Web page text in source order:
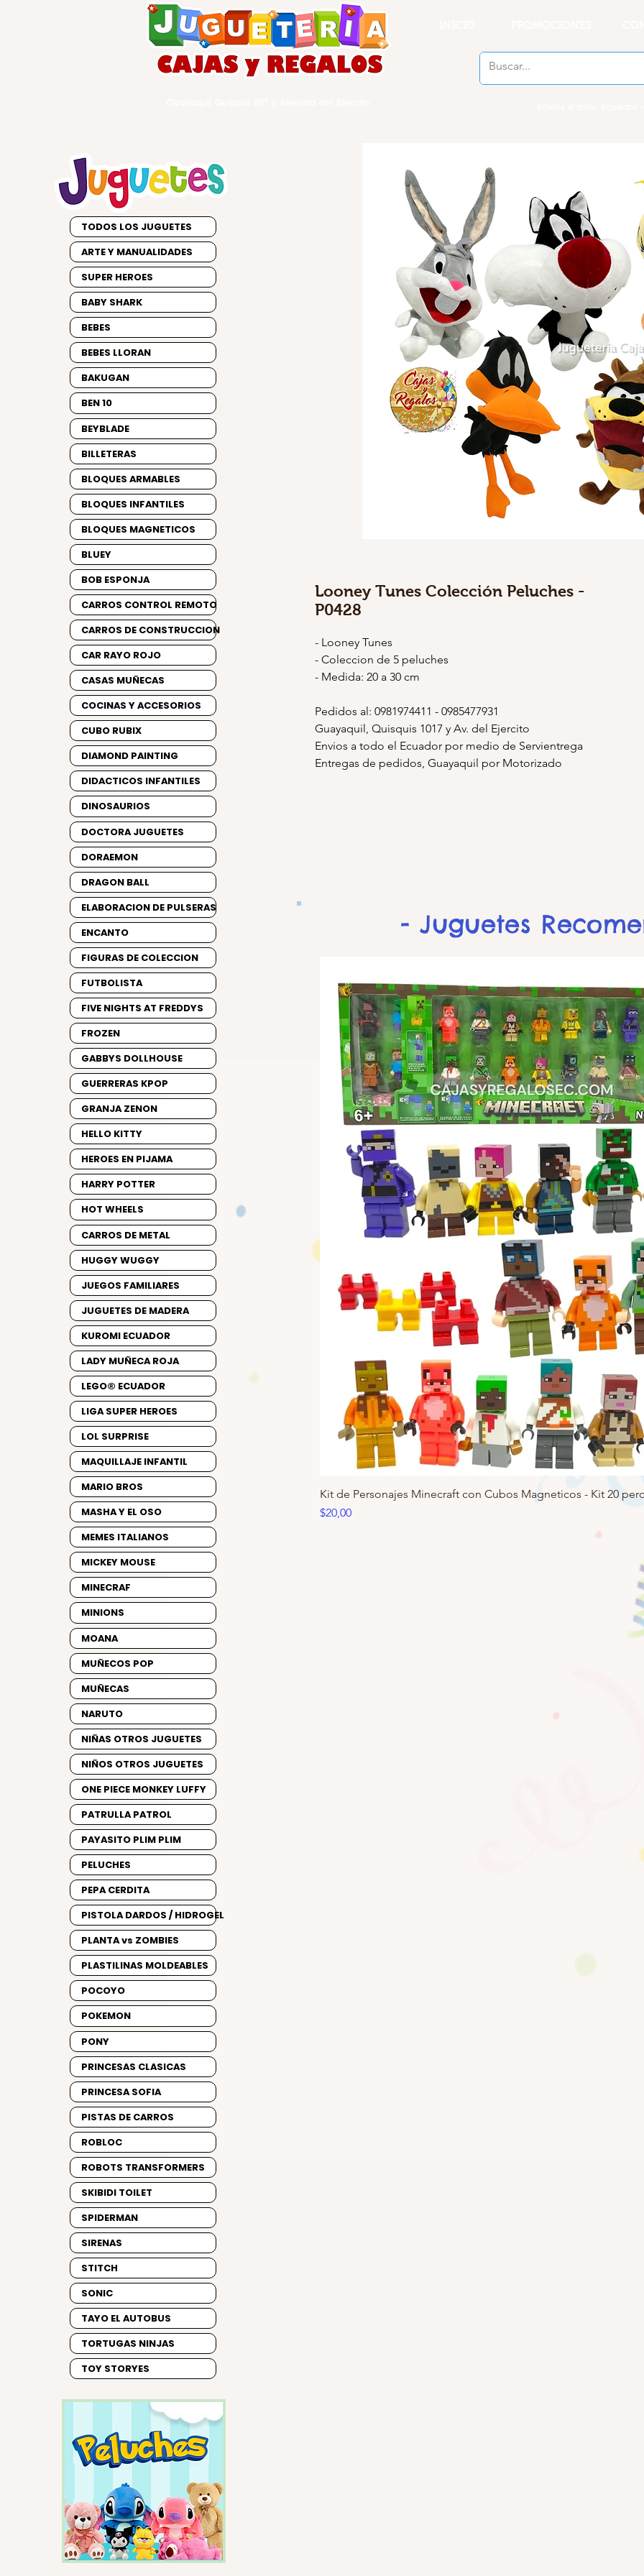
Looney Tunes Colección Peluches -
P0428
- Looney Tunes
- Coleccion de 5 peluches
- Medida: 20 a 30 cm
Pedidos al: 0981974411 - 0985477931
Guayaquil, Quisquis 1017 y Av. del Ejercito
Envios a todo el Ecuador por medio de Servientrega
Entregas de pedidos, Guayaquil por Motorizado
Kit de Personajes Minecraft con Cubos Magneticos - Kit 20
Precio
$20,00
- Juguetes
TODOS LOS JUGUETES
ARTE Y MANUALIDADES
SUPER HEROES
BABY SHARK
BEBES
BEBES LLORAN
BAKUGAN
BEN 10
BEYBLADE
BILLETERAS
BLOQUES ARMABLES
BLOQUES INFANTILES
BLOQUES MAGNETICOS
BLUEY
BOB ESPONJA
CARROS CONTROL REMOTO
CARROS DE CONSTRUCCION
CAR RAYO ROJO
CASAS MUÑECAS
COCINAS Y ACCESORIOS
CUBO RUBIX
DIAMOND PAINTING
DIDACTICOS INFANTILES
DINOSAURIOS
DOCTORA JUGUETES
DORAEMON
DRAGON BALL
ELABORACION DE PULSERAS
ENCANTO
FIGURAS DE COLECCION
FUTBOLISTA
FIVE NIGHTS AT FREDDYS
FROZEN
GABBYS DOLLHOUSE
GUERRERAS KPOP
GRANJA ZENON
HELLO KITTY
HEROES EN PIJAMA
HARRY POTTER
HOT WHEELS
CARROS DE METAL
HUGGY WUGGY
JUEGOS FAMILIARES
JUGUETES DE MADERA
KUROMI ECUADOR
LADY MUÑECA ROJA
LEGO® ECUADOR
LIGA SUPER HEROES
LOL SURPRISE
MAQUILLAJE INFANTIL
MARIO BROS
MASHA Y EL OSO
MEMES ITALIANOS
MICKEY MOUSE
MINECRAF
MINIONS
MOANA
MUÑECOS POP
MUÑECAS
NARUTO
NIÑAS OTROS JUGUETES
NIÑOS OTROS JUGUETES
ONE PIECE MONKEY LUFFY
PATRULLA PATROL
PAYASITO PLIM PLIM
PELUCHES
PEPA CERDITA
PISTOLA DARDOS / HIDROGEL
PLANTA vs ZOMBIES
PLASTILINAS MOLDEABLES
POCOYO
POKEMON
PONY
PRINCESAS CLASICAS
PRINCESA SOFIA
PISTAS DE CARROS
ROBLOC
ROBOTS TRANSFORMERS
SKIBIDI TOILET
SPIDERMAN
SIRENAS
STITCH
SONIC
TAYO EL AUTOBUS
TORTUGAS NINJAS
TOY STORYES